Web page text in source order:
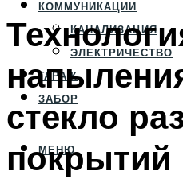
КОММУНИКАЦИИ
КАНАЛИЗАЦИЯ
ЭЛЕКТРИЧЕСТВО
ГАРАЖ
ЗАБОР
МЕНЮ
стекло
покрытий